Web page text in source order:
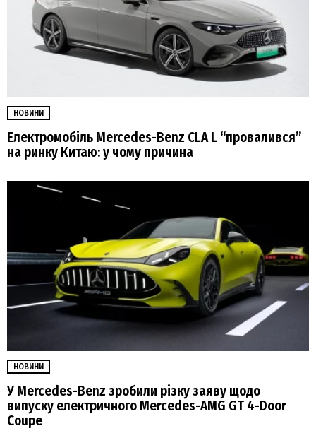
НОВИНИ
Електромобіль Mercedes-Benz CLA L “провалився”
на ринку Китаю: у чому причина
НОВИНИ
У Mercedes-Benz зробили різку заяву щодо
випуску електричного Mercedes-AMG GT 4-Door
Coupe